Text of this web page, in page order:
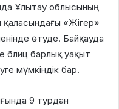
Ұлытау облысының
қаласындағы «Жігер»
өтуде. Байқауда
блиц барлық уақыт
мүмкіндік бар.
9 турдан